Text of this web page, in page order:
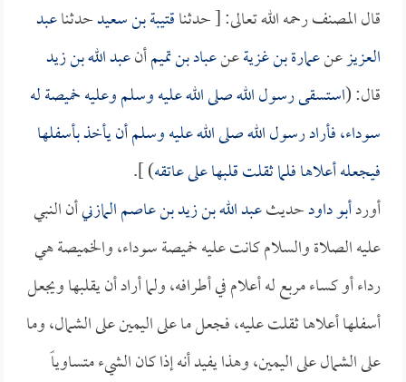
قال المصنف رحمه الله تعالى: [ حدثناقتيبة بن سعيدحدثناعبد
العزيزعنعمارة بن غزيةعنعباد بن تميمأنعبد الله بن زيد
قال: (استسقى رسول الله صلى الله عليه وسلم وعليه خميصة له
سوداء، فأراد رسول الله صلى الله عليه وسلم أن يأخذ بأسفلها
فيجعله أعلاها فلما ثقلت قلبها على عاتقه) ].
أوردأبو داودحديثعبد الله بن زيد بن عاصم المازنيأن النبي
عليه الصلاة والسلام كانت عليه خميصة سوداء، والخميصة هي
رداء أو كساء مربع له أعلام في أطرافه، ولما أراد أن يقلبها ويجعل
أسفلها أعلاها ثقلت عليه، فجعل ما على اليمين على الشمال، وما
على الشمال على اليمين، وهذا يفيد أنه إذا كان الشيء متساوياً